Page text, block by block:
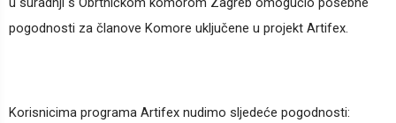
pogodnosti za članove Komore uključene u projekt Artifex.
Korisnicima programa Artifex nudimo sljedeće pogodnosti: